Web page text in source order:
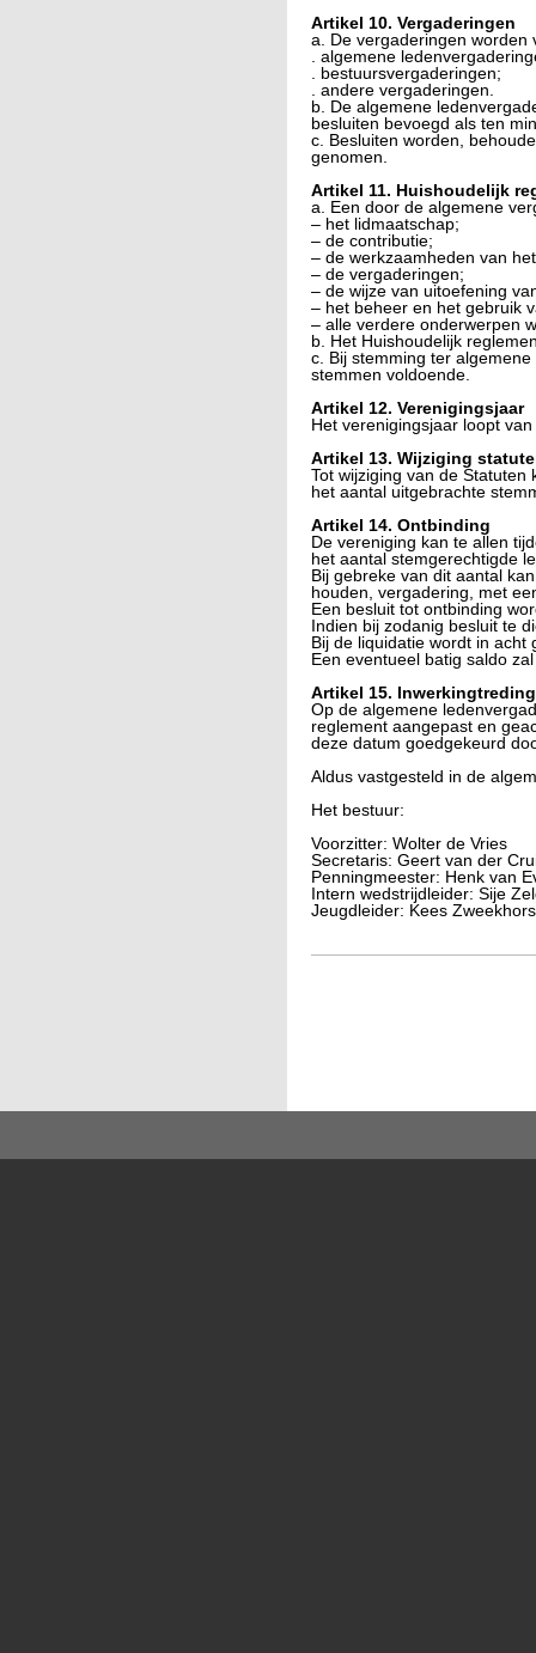
Artikel 10. Vergaderingen
a. De vergaderingen worden
. algemene
. bestuursvergaderingen;
. andere vergaderingen.
b. De algemene
besluiten bevoegd als ten
c. Besluiten worden,
genomen.
Artikel 11. Huishoudelijk
a. Een door de algemene
– het lidmaatschap;
– de contributie;
– de werkzaamheden van
– de vergaderingen;
– de wijze van uitoefening
– het beheer en het gebruik
– alle verdere onderwerpen
b. Het Huishoudelijk
c. Bij stemming ter
stemmen voldoende.
Artikel 12. Verenigingsjaar
Het verenigingsjaar loopt
Artikel 13. Wijziging
Tot wijziging van de
het aantal uitgebrachte
Artikel 14. Ontbinding
De vereniging kan te allen
het aantal stemgerechtigde
Bij gebreke van dit aantal
houden, vergadering, met
Een besluit tot ontbinding
Indien bij zodanig besluit te
Bij de liquidatie wordt in
Een eventueel batig saldo
Artikel 15. Inwerkingtreding
Op de algemene
reglement aangepast en
deze datum goedgekeurd
Aldus vastgesteld in de
Het bestuur:
Voorzitter: Wolter de Vries
Secretaris: Geert van der
Penningmeester: Henk van
Intern wedstrijdleider: Sije
Jeugdleider: Kees